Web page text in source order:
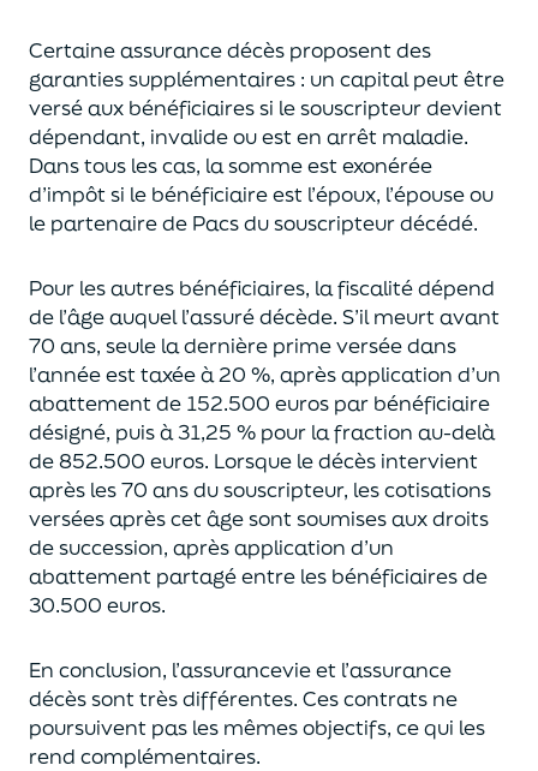
Certaine assurance décès proposentdes
garanties supplémentaires : un capitalpeut être
versé aux bénéficiaires si le souscripteur devient
dépendant, invalide ouest en arrêt maladie.
Dans tous les cas, la somme est exonérée
d’impôt si le bénéficiaire est l’époux, l’épouse ou
le partenaire de Pacsdu souscripteur décédé.
Pour les autres bénéficiaires, la fiscalité dépend
de l’âgeauquell’assuré décède. S’il meurt avant
70 ans, seule la dernière prime versée dans
l’année esttaxée à 20 %, après application d’un
abattement de 152.500 euros par bénéficiaire
désigné, puis à 31,25 % pour la fraction au-delà
de852.500 euros. Lorsque le décès intervient
après les 70 ans du souscripteur, les cotisations
versées après cet âge sont soumises aux droits
de succession, après application d’un
abattement partagé entre les bénéficiaires de
30.500 euros.
En conclusion, l’assurancevie et l’assurance
décès sont très différentes. Ces contrats ne
poursuivent pas les mêmes objectifs, ce qui les
rend complémentaires.